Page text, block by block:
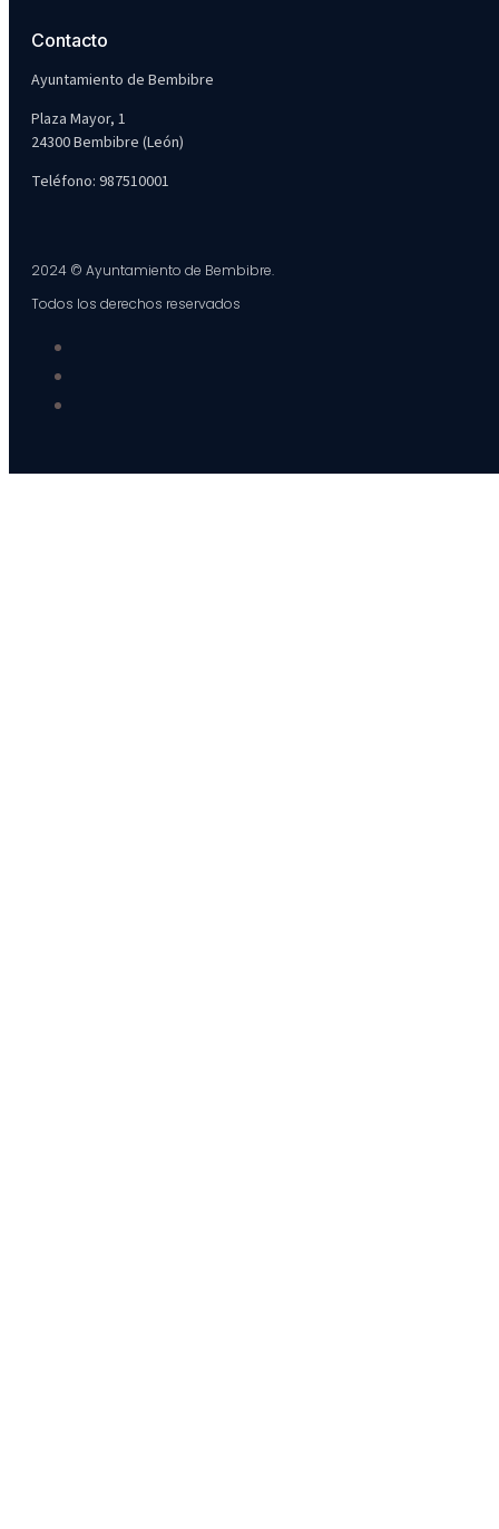
Contacto
Ayuntamiento de Bembibre
Plaza Mayor, 1
24300 Bembibre (León)
Teléfono: 987510001
2024 © Ayuntamiento de Bembibre.
Todos los derechos reservados